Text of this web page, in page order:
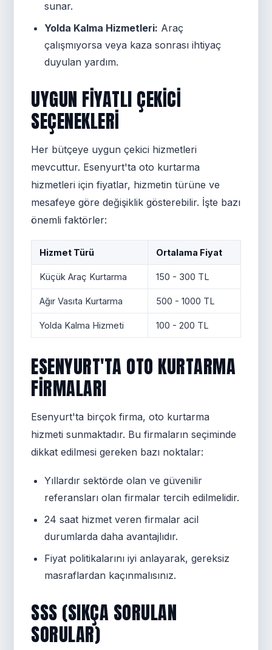
sunar.
Yolda Kalma Hizmetleri: Araç
çalışmıyorsa veya kaza sonrası ihtiyaç
duyulan yardım.
UYGUN FIYATLI ÇEKICI
SEÇENEKLERI
Her bütçeye uygun çekici hizmetleri
mevcuttur. Esenyurt'ta oto kurtarma
hizmetleri için fiyatlar, hizmetin türüne ve
mesafeye göre değişiklik gösterebilir. İşte bazı
önemli faktörler:
Hizmet Türü Ortalama Fiyat
Küçük Araç Kurtarma 150 - 300 TL
Ağır Vasıta Kurtarma 500 - 1000 TL
Yolda Kalma Hizmeti 100 - 200 TL
ESENYURT'TA OTO KURTARMA
FIRMALARI
Esenyurt'ta birçok firma, oto kurtarma
hizmeti sunmaktadır. Bu firmaların seçiminde
dikkat edilmesi gereken bazı noktalar:
Yıllardır sektörde olan ve güvenilir
referansları olan firmalar tercih edilmelidir.
24 saat hizmet veren firmalar acil
durumlarda daha avantajlıdır.
Fiyat politikalarını iyi anlayarak, gereksiz
masraflardan kaçınmalısınız.
SSS (SIKÇA SORULAN
SORULAR)